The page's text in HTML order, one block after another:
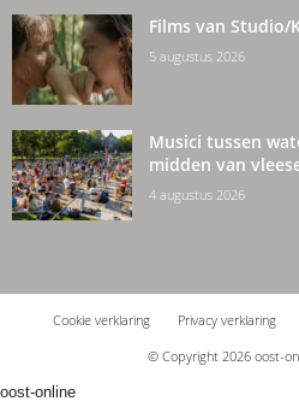
Films van Studio/
5 augustus 2026
Musici tussen
midden van
4 augustus 2026
Cookie verklaring Privacy verklaring
© Copyright 2026 oost-
oost-online